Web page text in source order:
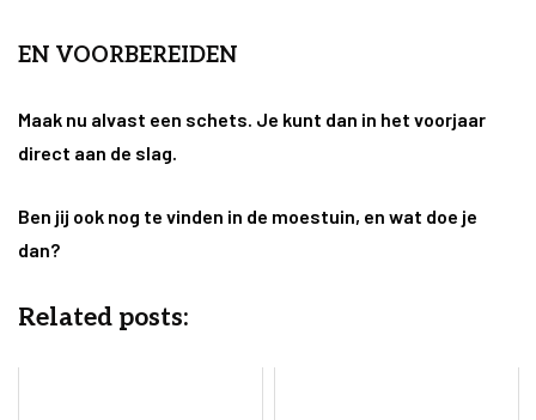
EN VOORBEREIDEN
Maak nu alvast een schets. Je kunt dan in het voorjaar
direct aan de slag.
Ben jij ook nog te vinden in de moestuin, en wat doe je
dan?
Related posts: